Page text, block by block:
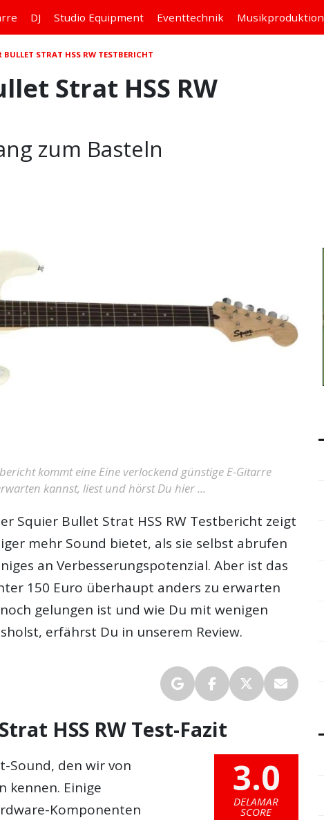
DJ Studio Equipment Eventtechnik Musikproduktion
BULLET STRAT HSS RW TESTBERICHT
Strat HSS RW
zum Basteln
kommt eine Eine verlockend günstige E-Gitarre
kannst, liest und hörst Du hier ...
Squier Bullet Strat HSS RW Testbericht zeigt
mehr Sound bietet, als sie selbst abrufen
an Verbesserungspotenzial. Aber ist das
150 Euro überhaupt anders zu erwarten
gelungen ist und wie Du mit wenigen
erfährst Du in unserem Review.
HSS RW Test-Fazit
3.0
DELAMAR
SCORE
Sound, den wir von
kennen. Einige
Komponenten